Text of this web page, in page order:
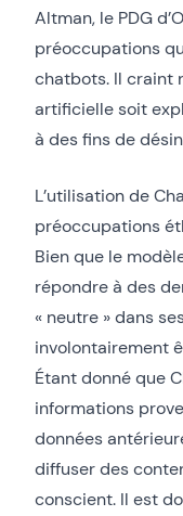
Altman, le PDG
préoccupations
chatbots. Il craint
artificielle soit
à des fins de
L’utilisation de
préoccupations
Bien que le
répondre à des
« neutre » dans
involontairement
Étant donné que
informations
données
diffuser des
conscient. Il est